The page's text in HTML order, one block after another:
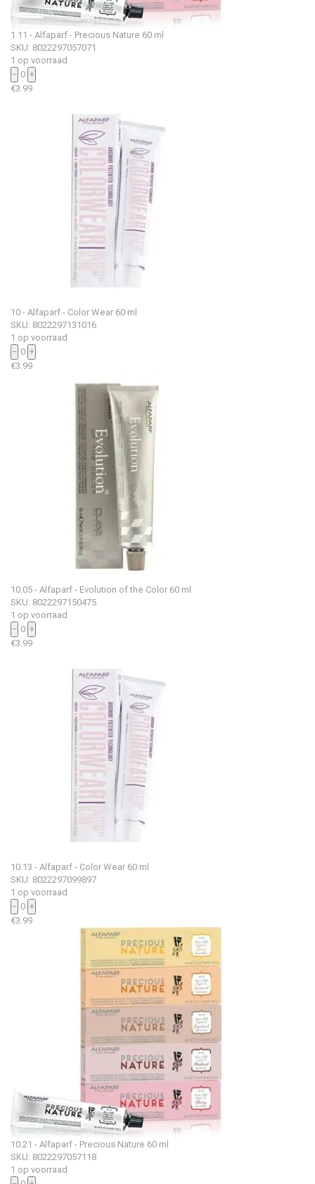
1.11 - Alfaparf - Precious Nature 60 ml
SKU: 8022297057071
1 op voorraad
− 0 +
€3.99
10 - Alfaparf - Color Wear 60 ml
SKU: 8022297131016
1 op voorraad
− 0 +
€3.99
10.05 - Alfaparf - Evolution of the Color 60 ml
SKU: 8022297150475
1 op voorraad
− 0 +
€3.99
10.13 - Alfaparf - Color Wear 60 ml
SKU: 8022297099897
1 op voorraad
− 0 +
€3.99
10.21 - Alfaparf - Precious Nature 60 ml
SKU: 8022297057118
1 op voorraad